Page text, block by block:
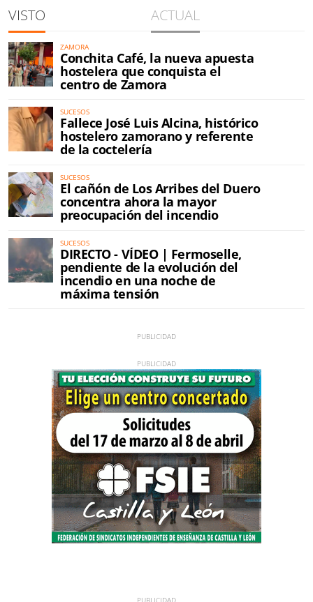
VISTO ACTUAL
ZAMORA
Conchita Café, la nueva apuesta
hostelera que conquista el
centro de Zamora
SUCESOS
Fallece José Luis Alcina, histórico
hostelero zamorano y referente
de la coctelería
SUCESOS
El cañón de Los Arribes del Duero
concentra ahora la mayor
preocupación del incendio
SUCESOS
DIRECTO - VÍDEO | Fermoselle,
pendiente de la evolución del
incendio en una noche de
máxima tensión